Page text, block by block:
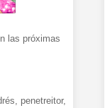
las próximas
penetreitor,